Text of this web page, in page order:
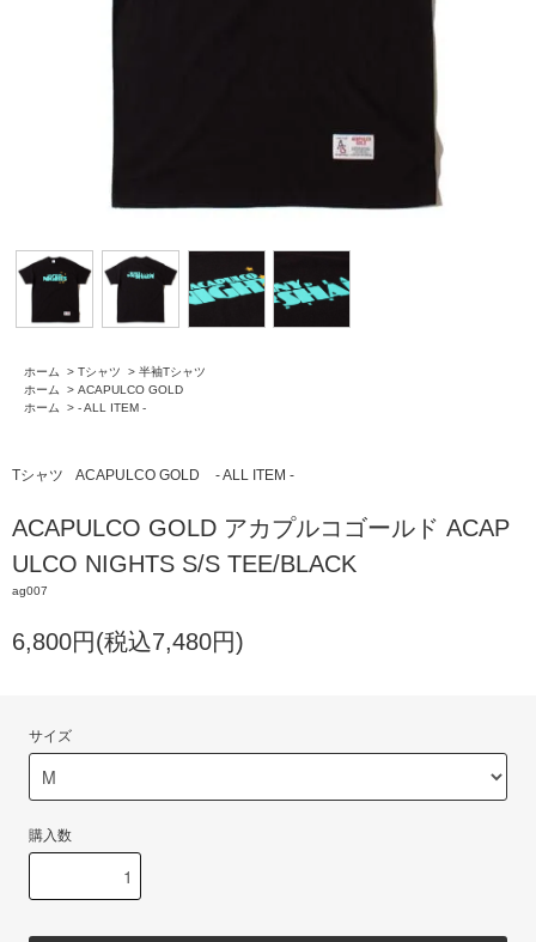
ホーム > Tシャツ > 半袖Tシャツ
ホーム
> ACAPULCO GOLD
ホーム
> - ALL ITEM -
Tシャツ ACAPULCO GOLD - ALL ITEM -
ACAPULCO GOLD アカプルコゴールド ACAP
ULCO NIGHTS S/S TEE/BLACK
ag007
6,800円(税込7,480円)
サイズ
購入数